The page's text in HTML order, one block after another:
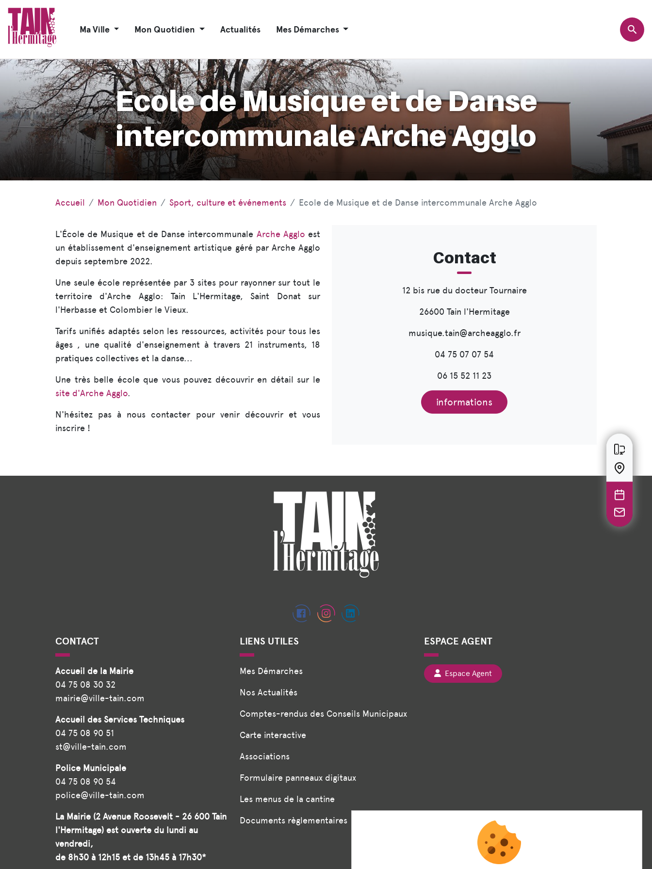
Ma Ville Mon Quotidien Actualités Mes Démarches
Ecole de Musique et de Danse
intercommunale Arche Agglo
Accueil Mon Quotidien Sport, culture et événements Ecole de Musique et de Danse intercommunale Arche Agglo
L'École de Musique et de Danse intercommunale Arche Agglo est
un établissement d'enseignement artistique géré par Arche Agglo
depuis septembre 2022.
Une seule école représentée par 3 sites pour rayonner sur tout le
territoire d'Arche Agglo: Tain L'Hermitage, Saint Donat sur
l'Herbasse et Colombier le Vieux.
Tarifs unifiés adaptés selon les ressources, activités pour tous les
âges , une qualité d'enseignement à travers 21 instruments, 18
pratiques collectives et la danse...
Une très belle école que vous pouvez découvrir en détail sur le
site d'Arche Agglo.
N'hésitez pas à nous contacter pour venir découvrir et vous
inscrire !
Contact
12 bis rue du docteur Tournaire
26600 Tain l'Hermitage
musique.tain@archeagglo.fr
04 75 07 07 54
06 15 52 11 23
informations
CONTACT
Accueil de la Mairie
04 75 08 30 32
mairie@ville-tain.com
Accueil des Services Techniques
04 75 08 90 51
st@ville-tain.com
Police Municipale
04 75 08 90 54
police@ville-tain.com
La Mairie (2 Avenue Roosevelt - 26 600 Tain
l'Hermitage) est ouverte du lundi au
vendredi,
de 8h30 à 12h15 et de 13h45 à 17h30*
LIENS UTILES
Mes Démarches
Nos Actualités
Comptes-rendus des Conseils Municipaux
Carte interactive
Associations
Formulaire panneaux digitaux
Les menus de la cantine
Documents règlementaires
ESPACE AGENT
Espace Agent